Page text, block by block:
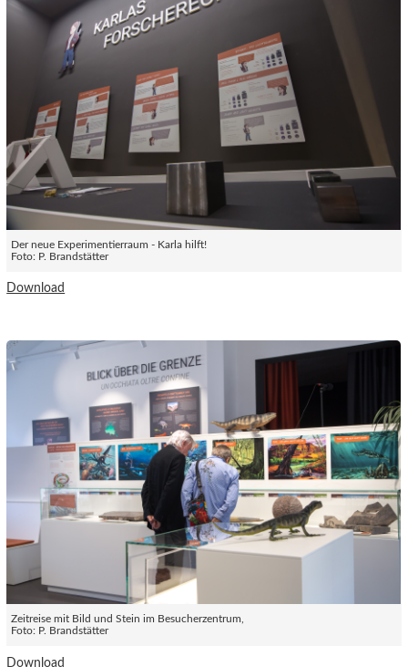
Der neue Experimentierraum - Karla hilft!
Foto: P. Brandstätter
Download
Zeitreise mit Bild und Stein im Besucherzentrum,
Foto: P. Brandstätter
Download